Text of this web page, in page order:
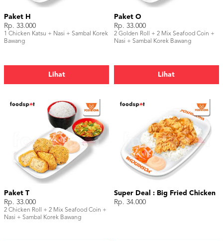
Paket H
Rp. 33.000
1 Chicken Katsu + Nasi + Sambal Korek
Bawang
Lihat
Paket O
Rp. 33.000
2 Golden Roll + 2 Mix Seafood Coin +
Nasi + Sambal Korek Bawang
Lihat
Paket T
Rp. 33.000
2 Chicken Roll + 2 Mix Seafood Coin +
Nasi + Sambal Korek Bawang
Super Deal : Big Fried Chicken
Rp. 34.000